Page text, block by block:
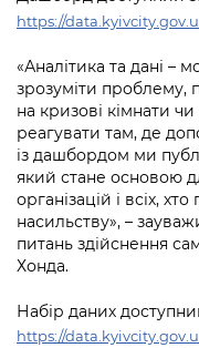
Підприємства,
Річні звіти
Гендерна
Безбар'єрність
Київська міська
Портал
Безбар'єрність
Портал послуг
Міський
Важливе під час
Уряд» – місцевий
Важливе під час
Про відкриті дані
Портал даних
Публічні
https://
«Аналітика та дані –
зрозуміти проблему,
на кризові кімнати
реагувати там, де
із дашбордом ми
який стане основою
організацій і всіх,
насильству», –
питань здійснення
Хонда.
Набір даних
https://